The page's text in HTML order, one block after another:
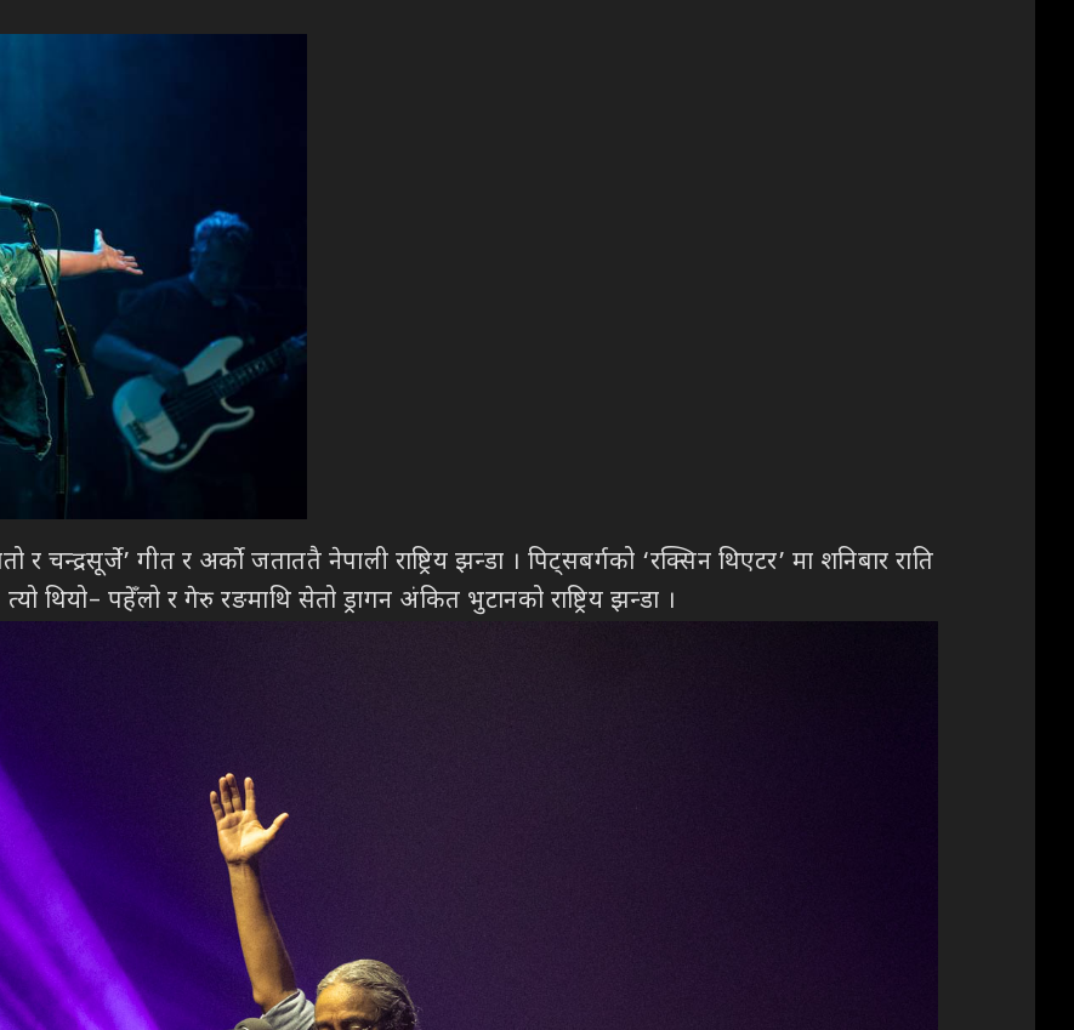
चन्द्रसूर्जे’ गीत र अर्को जताततै नेपाली राष्ट्रिय झन्डा । पिट्सबर्गको ‘रक्सिन थिएटर’ मा शनिबार राति
थियो– पहेँलो र गेरु रङमाथि सेतो ड्रागन अंकित भुटानको राष्ट्रिय झन्डा ।